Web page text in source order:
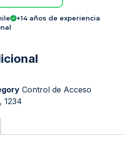
+14 años de experiencia
Control de Acceso
, 1234